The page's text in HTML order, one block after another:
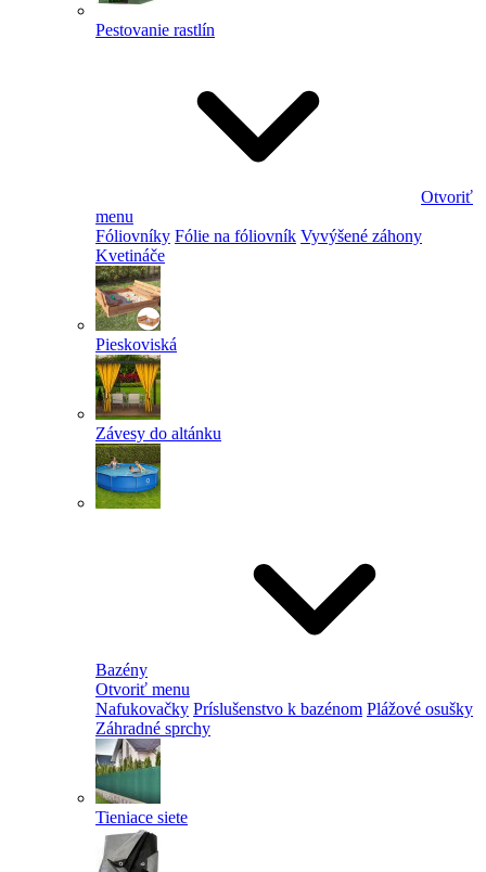
Pestovanie rastlín
Otvoriť
menu
Fóliovníky Fólie na fóliovník Vyvýšené záhony
Kvetináče
Pieskoviská
Závesy do altánku
Bazény
Otvoriť menu
Nafukovačky Príslušenstvo k bazénom Plážové osušky
Záhradné sprchy
Tieniace siete